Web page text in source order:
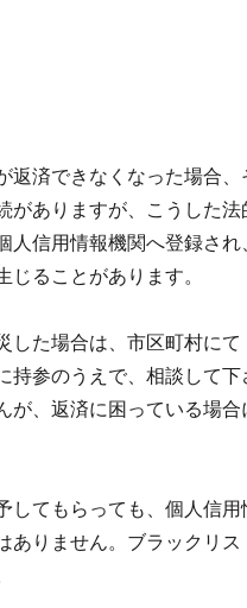
返済できなくなった場合
がありますが、こうした
人信用情報機関へ登録さ
じることがあります。
した場合は、市区町村に
持参のうえで、相談して
が、返済に困っている場
してもらっても、個人信
ありません。ブラックリ